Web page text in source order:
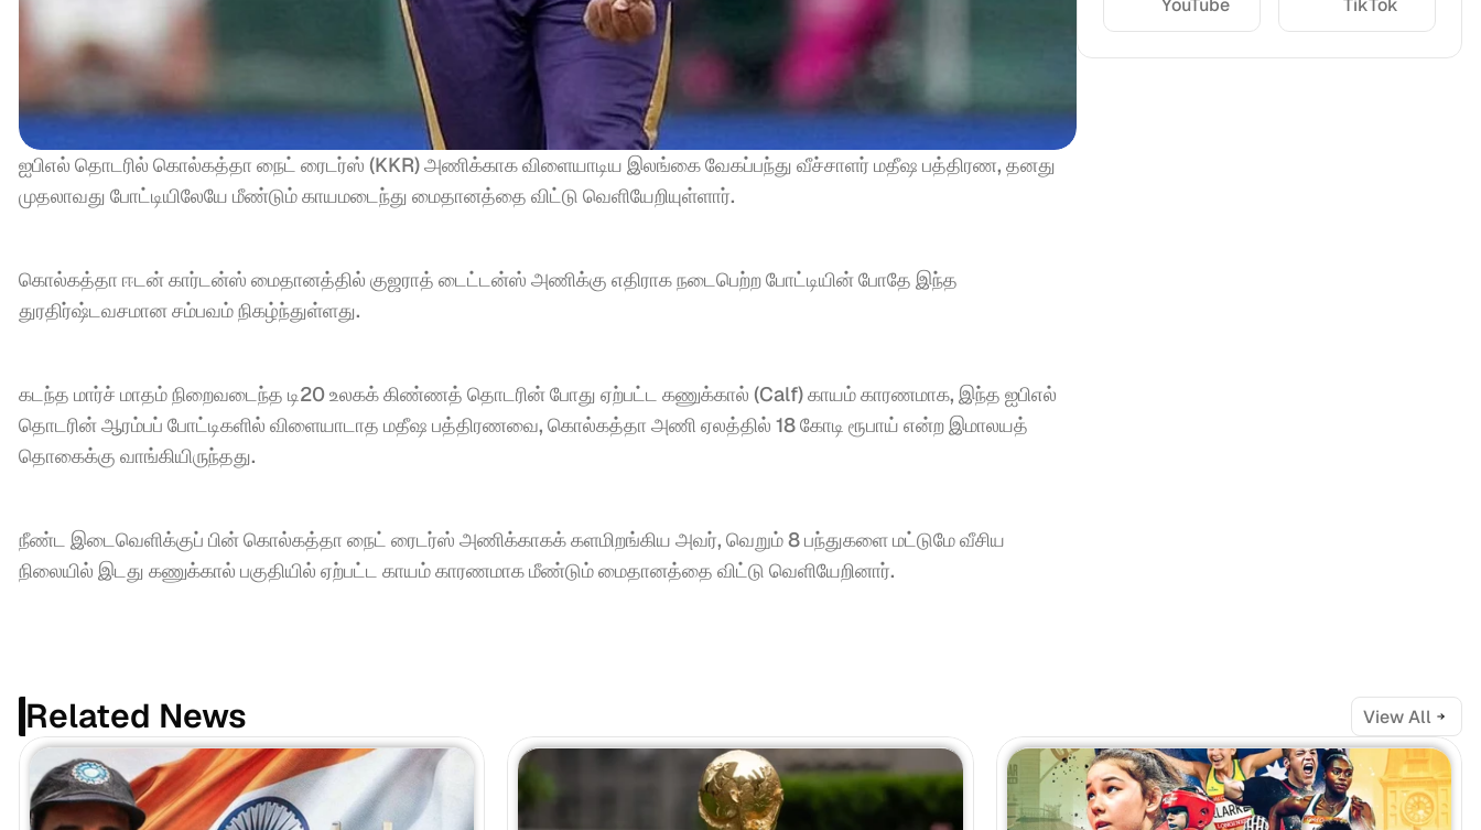
ஐபிஎல் தொடரில் கொல்கத்தா நைட் ரைடர்ஸ் (KKR) அணிக்காக விளையாடிய இலங்கை வேகப்பந்து வீச்சாளர் மதீஷ பத்திரண, தனது
முதலாவது போட்டியிலேயே மீண்டும் காயமடைந்து மைதானத்தை விட்டு வெளியேறியுள்ளார்.
கொல்கத்தா ஈடன் கார்டன்ஸ் மைதானத்தில் குஜராத் டைட்டன்ஸ் அணிக்கு எதிராக நடைபெற்ற போட்டியின் போதே இந்த
துரதிர்ஷ்டவசமான சம்பவம் நிகழ்ந்துள்ளது.
கடந்த மார்ச் மாதம் நிறைவடைந்த டி20 உலகக் கிண்ணத் தொடரின் போது ஏற்பட்ட கணுக்கால் (Calf) காயம் காரணமாக, இந்த ஐபிஎல்
தொடரின் ஆரம்பப் போட்டிகளில் விளையாடாத மதீஷ பத்திரணவை, கொல்கத்தா அணி ஏலத்தில் 18 கோடி ரூபாய் என்ற இமாலயத்
தொகைக்கு வாங்கியிருந்தது.
நீண்ட இடைவெளிக்குப் பின் கொல்கத்தா நைட் ரைடர்ஸ் அணிக்காகக் களமிறங்கிய அவர், வெறும் 8 பந்துகளை மட்டுமே வீசிய
நிலையில் இடது கணுக்கால் பகுதியில் ஏற்பட்ட காயம் காரணமாக மீண்டும் மைதானத்தை விட்டு வெளியேறினார்.
YouTube TikTok
Related News View All